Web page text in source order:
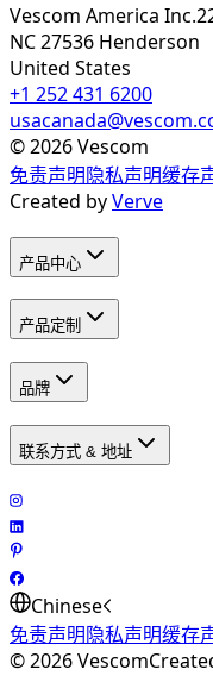
Vescom America Inc.
NC 27536 Henderson
United States
+1 252 431 6200
©2026Vescom
免责声明隐私声明缓存
Created byVerve
产品中心
产品定制
品牌
联系方式 & 地址
Chinese
免责声明隐私声明缓存
©2026Vescom